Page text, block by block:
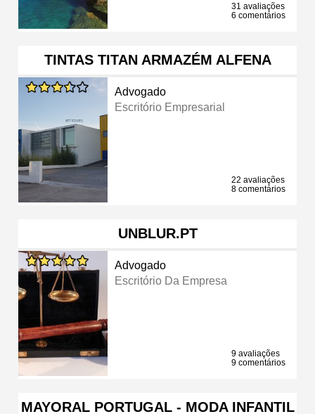
31 avaliações
6 comentários
TINTAS TITAN ARMAZÉM ALFENA
Advogado
Escritório Empresarial
22 avaliações
8 comentários
UNBLUR.PT
Advogado
Escritório Da Empresa
9 avaliações
9 comentários
MAYORAL PORTUGAL - MODA INFANTIL